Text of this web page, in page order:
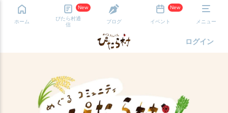
ホーム
New
ぴたら村通
信
ブログ
New
イベント メニュー
ログイン